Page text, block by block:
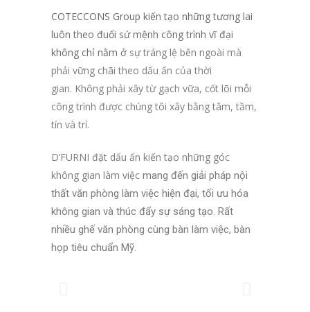
COTECCONS Group kiến tạo những tương lai
luôn theo đuổi sứ mệnh công trình vĩ đại
không chỉ nằm ở sự tráng lệ bên ngoài mà
phải vững chãi theo dấu ấn của thời
gian. Không phải xây từ gạch vữa, cốt lõi mỗi
công trình được chúng tôi xây bằng tâm, tầm,
tín và trí.
D’FURNI đặt dấu ấn kiến tạo những góc
không gian làm việc mang đến giải pháp nội
thất văn phòng làm việc hiện đại, tối ưu hóa
không gian và thúc đẩy sự sáng tạo. Rất
nhiều ghế văn phòng cùng bàn làm việc, bàn
họp tiêu chuẩn Mỹ.